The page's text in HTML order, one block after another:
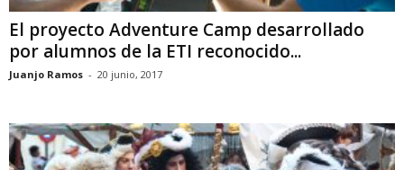
El proyecto Adventure Camp desarrollado
por alumnos de la ETI reconocido...
Juanjo Ramos - 20 junio, 2017